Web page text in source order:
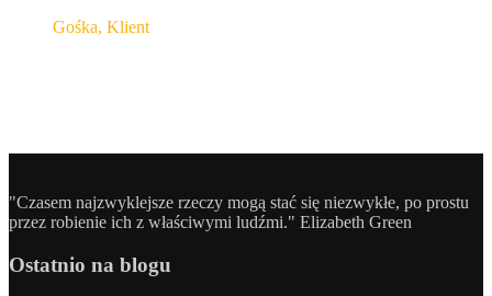
Gośka, Klient
"Czasem najzwyklejsze rzeczy mogą stać się niezwykłe, po prostu
przez robienie ich z właściwymi ludźmi." Elizabeth Green
Ostatnio na blogu